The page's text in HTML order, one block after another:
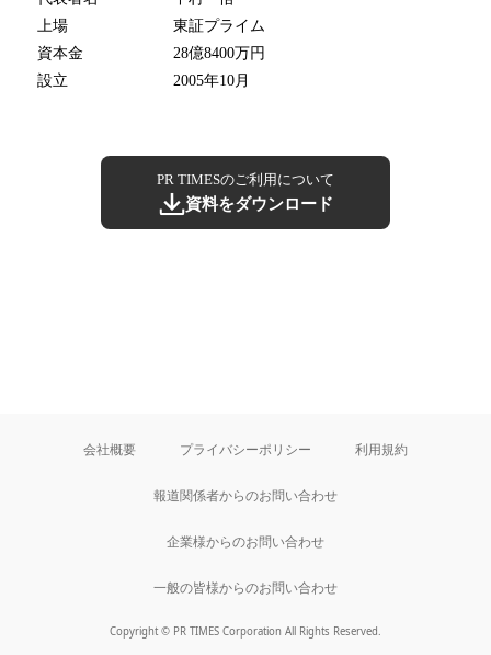
上場
東証プライム
資本金
28億8400万円
設立
2005年10月
PR TIMESのご利用について
資料をダウンロード
会社概要 プライバシーポリシー 利用規約
報道関係者からのお問い合わせ
企業様からのお問い合わせ
一般の皆様からのお問い合わせ
Copyright © PR TIMES Corporation All Rights Reserved.